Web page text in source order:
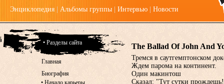
Энциклопедия Альбомы группы Интервью Новости
The Ballad Of John And
Тремся в саутгемптонском
Ждем парома на континент.
Один макинтош
Сказал: "Тут сутки прождешь!
• Разделы сайта
Главная
Биография
• Начало карьеры